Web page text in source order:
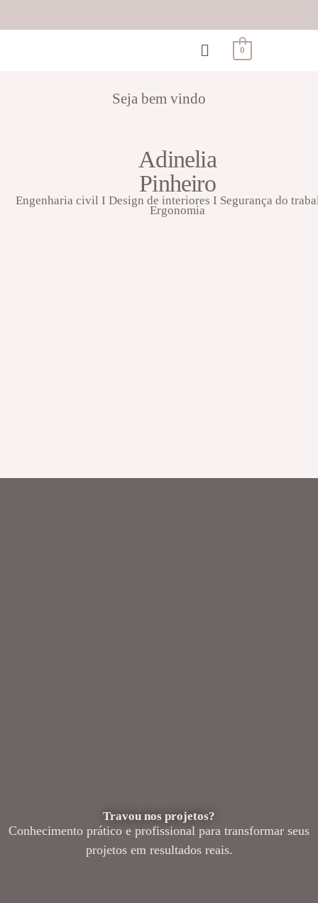
0
Seja bem vindo
Adinelia
Pinheiro
Engenharia civil I Design de interiores I Segurança do
Ergonomia
Travou nos projetos?
Conhecimento prático e profissional para transformar seus
projetos em resultados reais.